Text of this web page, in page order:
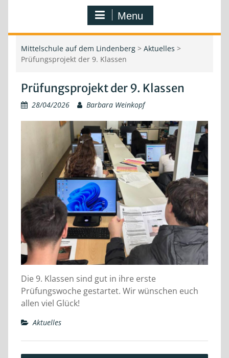
Menu
Mittelschule auf dem Lindenberg> Aktuelles >
Prüfungsprojekt der 9. Klassen
Prüfungsprojekt der 9. Klassen
28/04/2026 Barbara Weinkopf
Die 9. Klassen sind gut in ihre erste
Prüfungswoche gestartet. Wir wünschen euch
allen viel Glück!
Aktuelles